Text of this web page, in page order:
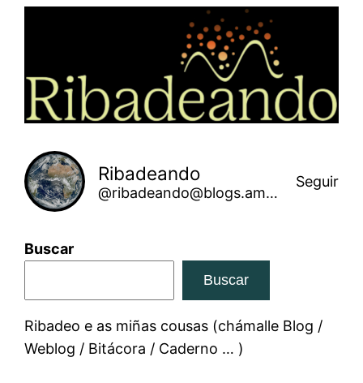
Ribadeando
@ribadeando@blogs.amarinha.gal
Seguir
Buscar
Buscar
Ribadeo e as miñas cousas (chámalle Blog /
Weblog / Bitácora / Caderno … )